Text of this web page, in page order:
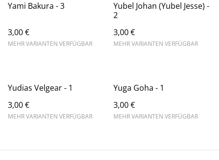
Yami Bakura - 3
3,00 €
MEHR VARIANTEN VERFÜGBAR
Yubel Johan (Yubel Jesse) -
2
3,00 €
MEHR VARIANTEN VERFÜGBAR
Yudias Velgear - 1
3,00 €
MEHR VARIANTEN VERFÜGBAR
Yuga Goha - 1
3,00 €
MEHR VARIANTEN VERFÜGBAR